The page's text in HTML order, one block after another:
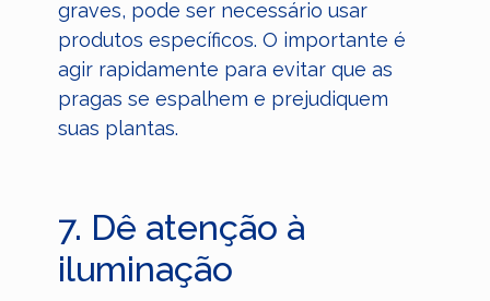
graves, pode ser necessário usar
produtos específicos. O importante é
agir rapidamente para evitar que as
pragas se espalhem e prejudiquem
suas plantas.
7. Dê atenção à
iluminação